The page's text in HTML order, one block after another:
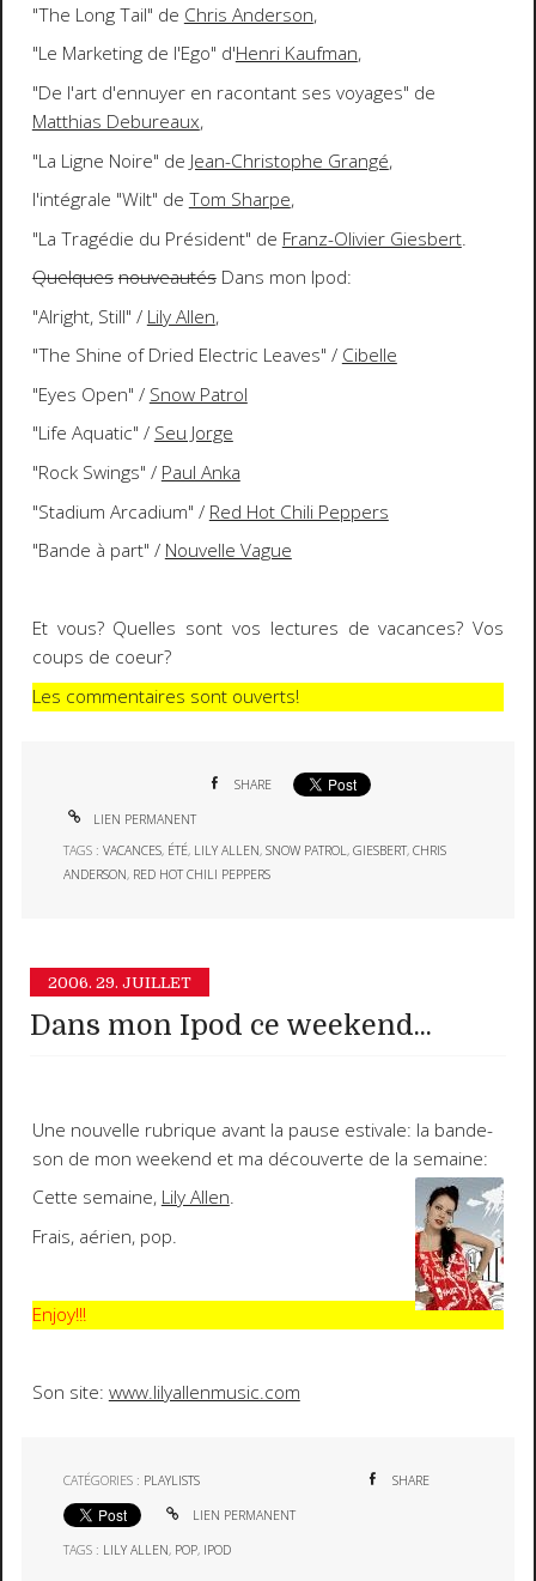
"The Long Tail" de Chris Anderson,
"Le Marketing de l'Ego" d'Henri Kaufman,
"De l'art d'ennuyer en racontant ses voyages" de
Matthias Debureaux,
"La Ligne Noire" de Jean-Christophe Grangé,
l'intégrale "Wilt" de Tom Sharpe,
"La Tragédie du Président" de Franz-Olivier Giesbert.
QuelquesnouveautésDans mon Ipod:
"Alright, Still" / Lily Allen,
"The Shine of Dried Electric Leaves" / Cibelle
"Eyes Open" / Snow Patrol
"Life Aquatic" / Seu Jorge
"Rock Swings" / Paul Anka
"Stadium Arcadium" / Red Hot Chili Peppers
"Bande à part" / Nouvelle Vague
Et vous? Quelles sont vos lectures de vacances? Vos
coups de coeur?
Les commentaires sont ouverts!
SHARE
LIEN PERMANENT
TAGS :VACANCES, ÉTÉ, LILY ALLEN,SNOW PATROL,GIESBERT,CHRIS
ANDERSON, RED HOT CHILI PEPPERS
2006. 29. JUILLET
Dans mon Ipod ce weekend...
Une nouvelle rubrique avant la pause estivale: la bande-
son de mon weekend et ma découverte de la semaine:
Cette semaine, Lily Allen.
Frais, aérien, pop.
Enjoy!!!
Son site: www.lilyallenmusic.com
CATÉGORIES : PLAYLISTS SHARE
LIEN PERMANENT
TAGS : LILY ALLEN, POP, IPOD